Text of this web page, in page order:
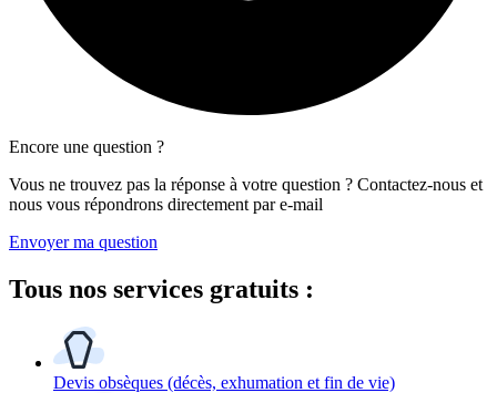
Encore une question ?
Vous ne trouvez pas la réponse à votre question ? Contactez-nous et
nous vous répondrons directement par e-mail
Envoyer ma question
Tous nos services gratuits :
Devis obsèques (décès, exhumation et fin de vie)